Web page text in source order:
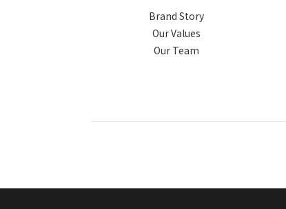
Brand Story
Our Values
Our Team